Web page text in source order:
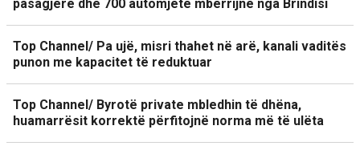
pasagjerë dhe 700 automjete mbërrijnë nga Brindisi
Top Channel/ Pa ujë, misri thahet në arë, kanali vaditës
punon me kapacitet të reduktuar
Top Channel/ Byrotë private mbledhin të dhëna,
huamarrësit korrektë përfitojnë norma më të ulëta